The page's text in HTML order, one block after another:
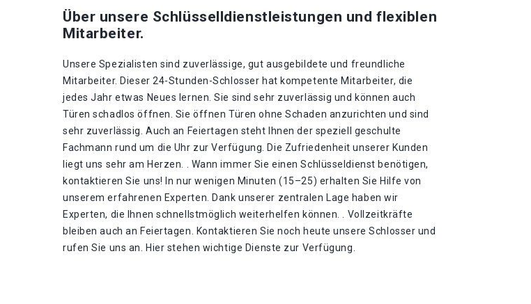
Über unsere Schlüsselldienstleistungen und flexiblen
Mitarbeiter.
Unsere Spezialisten sind zuverlässige, gut ausgebildete und freundliche
Mitarbeiter. Dieser 24-Stunden-Schlosser hat kompetente Mitarbeiter, die
jedes Jahr etwas Neues lernen. Sie sind sehr zuverlässig und können auch
Türen schadlos öffnen. Sie öffnen Türen ohne Schaden anzurichten und sind
sehr zuverlässig. Auch an Feiertagen steht Ihnen der speziell geschulte
Fachmann rund um die Uhr zur Verfügung. Die Zufriedenheit unserer Kunden
liegt uns sehr am Herzen. . Wann immer Sie einen Schlüsseldienst benötigen,
kontaktieren Sie uns! In nur wenigen Minuten (15–25) erhalten Sie Hilfe von
unserem erfahrenen Experten. Dank unserer zentralen Lage haben wir
Experten, die Ihnen schnellstmöglich weiterhelfen können. . Vollzeitkräfte
bleiben auch an Feiertagen. Kontaktieren Sie noch heute unsere Schlosser und
rufen Sie uns an. Hier stehen wichtige Dienste zur Verfügung.